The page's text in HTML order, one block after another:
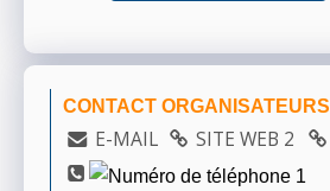
CONTACT ORGANISATEURS
E-MAIL SITE WEB 2